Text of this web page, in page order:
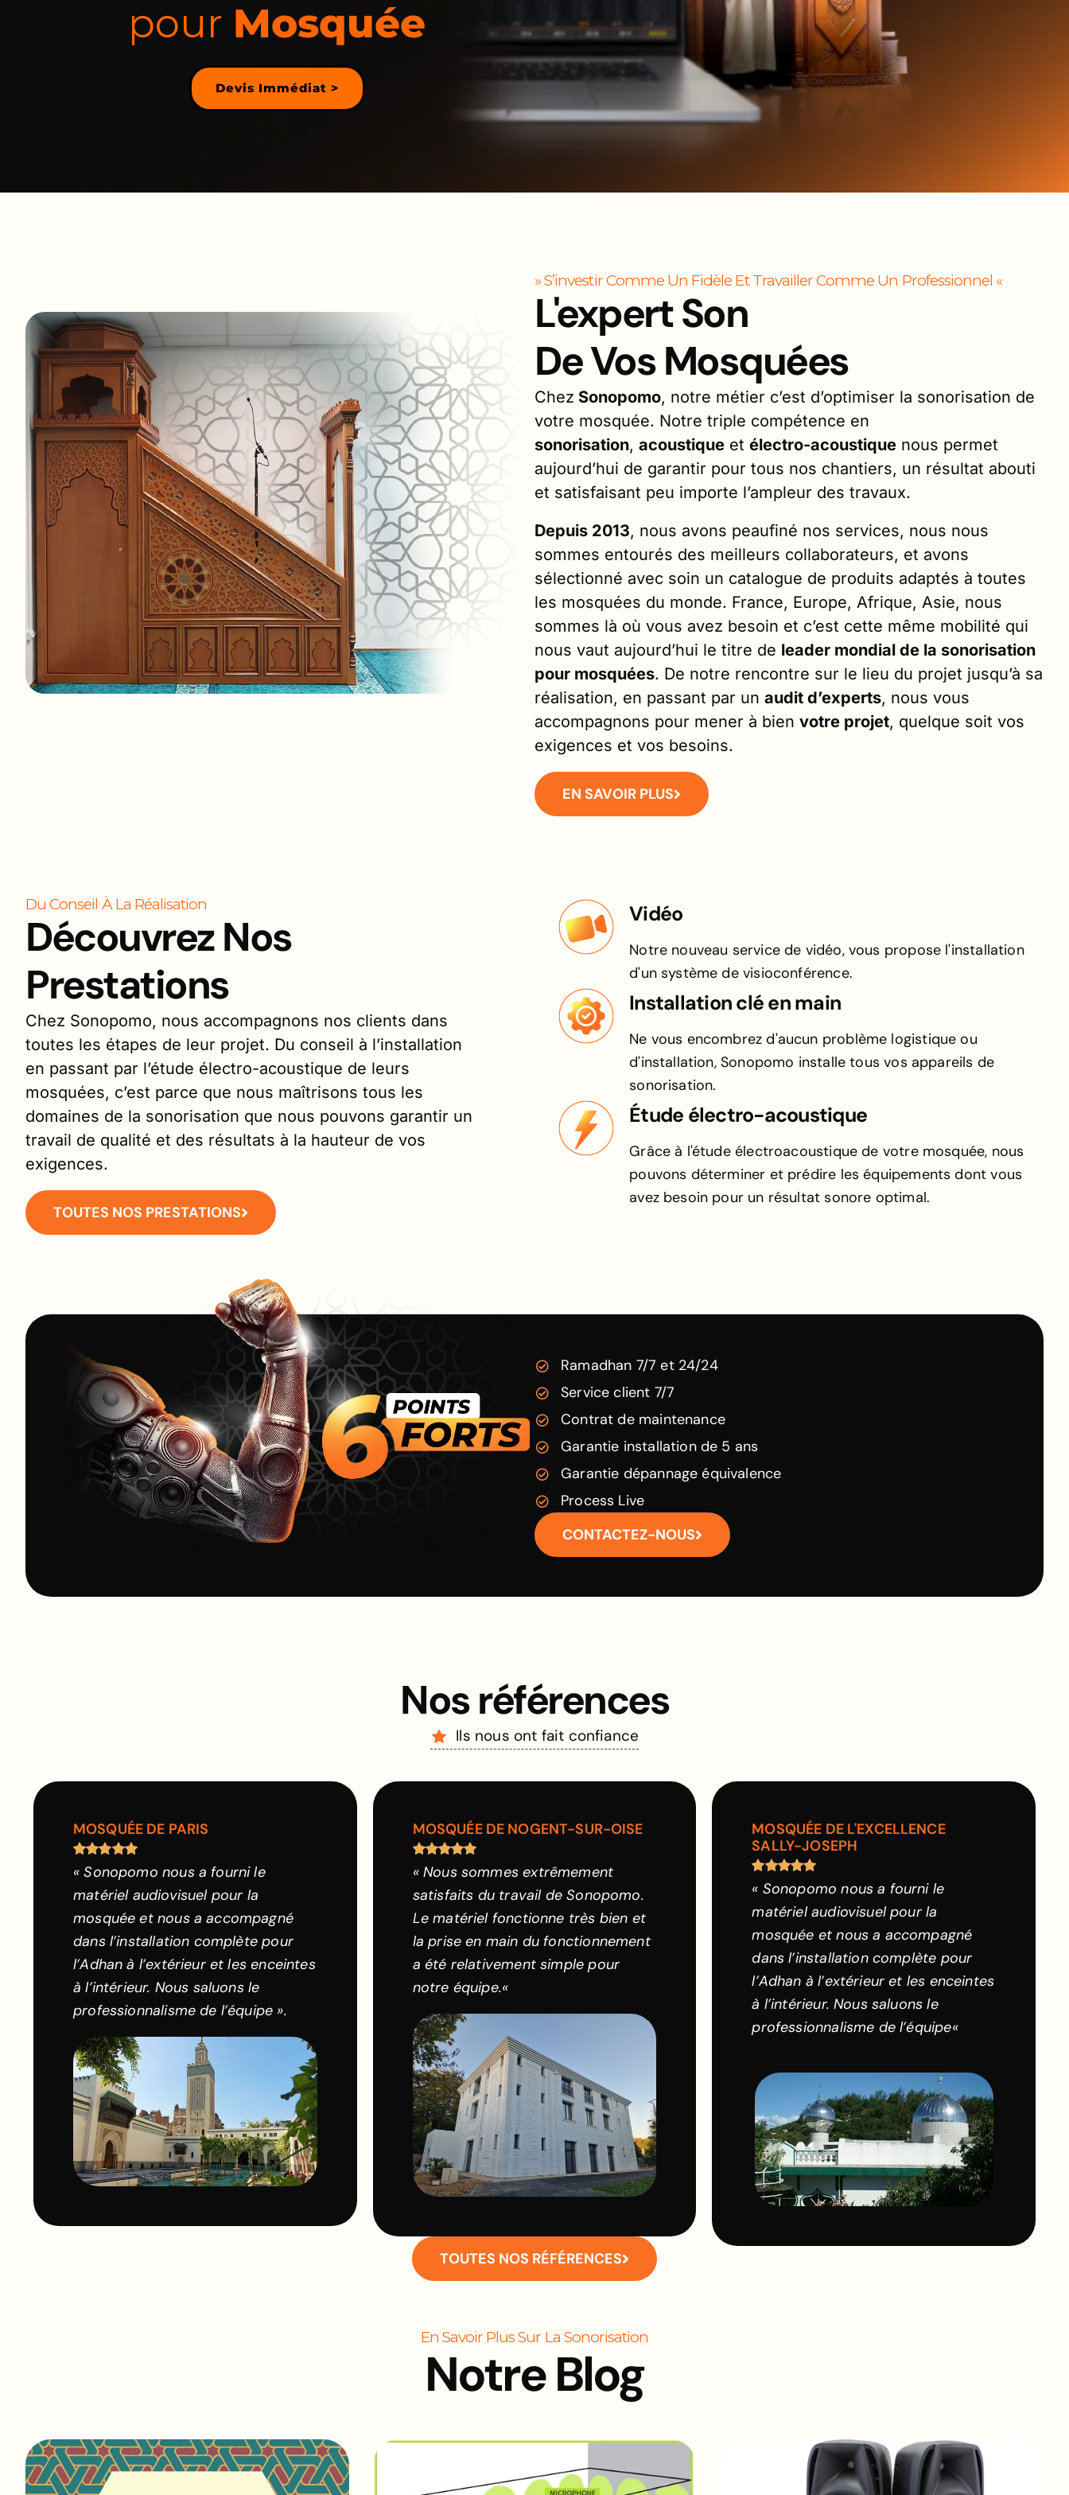
pour Mosquée
Devis Immédiat >
Voir la gamme >
» S’investir Comme Un Fidèle Et Travailler Comme Un Professionnel «
L'expert Son
De Vos Mosquées
Chez Sonopomo, notre métier c’est d’optimiser la sonorisation de
votre mosquée. Notre triple compétence en
sonorisation, acoustique et électro-acoustique nous permet
aujourd’hui de garantir pour tous nos chantiers, un résultat abouti
et satisfaisant peu importe l’ampleur des travaux.
Depuis 2013, nous avons peaufiné nos services, nous nous
sommes entourés des meilleurs collaborateurs, et avons
sélectionné avec soin un catalogue de produits adaptés à toutes
les mosquées du monde. France, Europe, Afrique, Asie, nous
sommes là où vous avez besoin et c’est cette même mobilité qui
nous vaut aujourd’hui le titre de leader mondial de la sonorisation
pour mosquées. De notre rencontre sur le lieu du projet jusqu’à sa
réalisation, en passant par un audit d’experts, nous vous
accompagnons pour mener à bien votre projet, quelque soit vos
exigences et vos besoins.
EN SAVOIR PLUS
Du Conseil À La Réalisation
Découvrez Nos
Prestations
Chez Sonopomo, nous accompagnons nos clients dans
toutes les étapes de leur projet. Du conseil à l’installation
en passant par l’étude électro-acoustique de leurs
mosquées, c’est parce que nous maîtrisons tous les
domaines de la sonorisation que nous pouvons garantir un
travail de qualité et des résultats à la hauteur de vos
exigences.
TOUTES NOS PRESTATIONS
Vidéo
Notre nouveau service de vidéo, vous propose l'installation
d'un système de visioconférence.
Installation clé en main
Ne vous encombrez d'aucun problème logistique ou
d'installation, Sonopomo installe tous vos appareils de
sonorisation.
Étude électro-acoustique
Grâce à l'étude électroacoustique de votre mosquée, nous
pouvons déterminer et prédire les équipements dont vous
avez besoin pour un résultat sonore optimal.
Ramadhan 7/7 et 24/24
Service client 7/7
Contrat de maintenance
Garantie installation de 5 ans
Garantie dépannage équivalence
Process Live
CONTACTEZ-NOUS
Nos références
Ils nous ont fait confiance
MOSQUÉE DE PARIS
« Sonopomo nous a fourni le
matériel audiovisuel pour la
mosquée et nous a accompagné
dans l’installation complète pour
l’Adhan à l’extérieur et les enceintes
à l’intérieur. Nous saluons le
professionnalisme de l’équipe ».
MOSQUÉE DE NOGENT-SUR-OISE
« Nous sommes extrêmement
satisfaits du travail de Sonopomo.
Le matériel fonctionne très bien et
la prise en main du fonctionnement
a été relativement simple pour
notre équipe.«
TOUTES NOS RÉFÉRENCES
MOSQUÉE DE L'EXCELLENCE
SALLY-JOSEPH
« Sonopomo nous a fourni le
matériel audiovisuel pour la
mosquée et nous a accompagné
dans l’installation complète pour
l’Adhan à l’extérieur et les enceintes
à l’intérieur. Nous saluons le
professionnalisme de l’équipe«
En Savoir Plus Sur La Sonorisation
Notre Blog